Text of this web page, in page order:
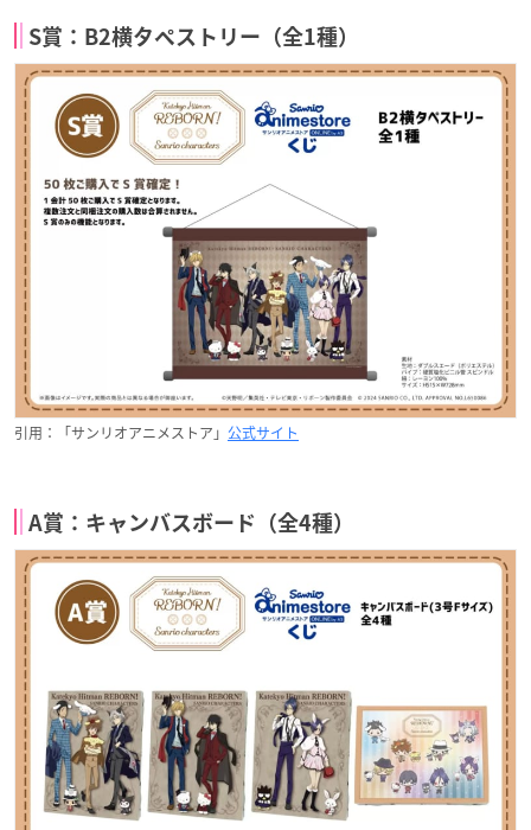
S賞：B2横タペストリー（全1種）
引用：「サンリオアニメストア」 公式サイト
A賞：キャンバスボード（全4種）